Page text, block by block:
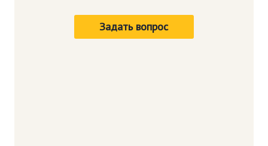
Задать вопрос